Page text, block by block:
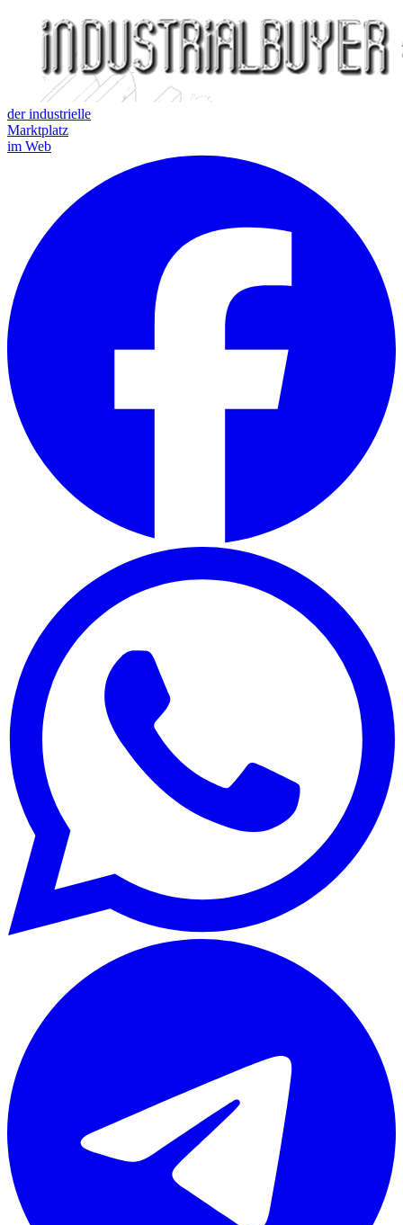
der industrielle
Marktplatz
im Web